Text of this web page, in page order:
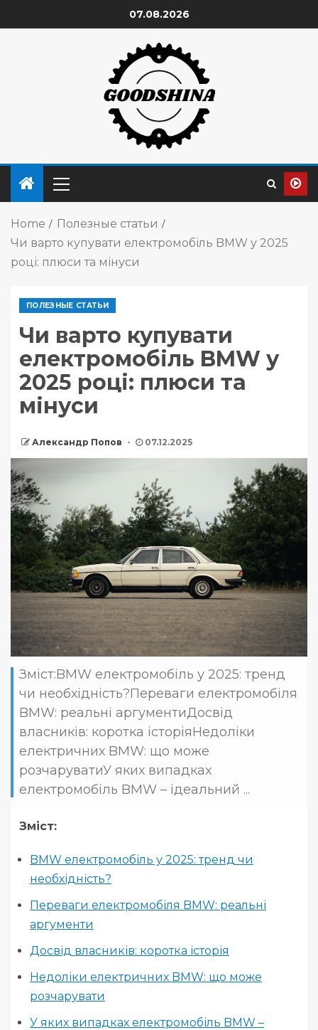
07.08.2026
Home
Полезные статьи
Чи варто купувати електромобіль BMW у 2025
році: плюси та мінуси
ПОЛЕЗНЫЕ СТАТЬИ
Чи варто купувати
електромобіль BMW у
2025 році: плюси та
мінуси
Александр Попов 07.12.2025
Зміст:BMW електромобіль у 2025: тренд
чи необхідність?Переваги електромобіля
BMW: реальні аргументиДосвід
власників: коротка історіяНедоліки
електричних BMW: що може
розчаруватиУ яких випадках
електромобіль BMW – ідеальний ...
Зміст:
BMW електромобіль у 2025: тренд чи
необхідність?
Переваги електромобіля BMW: реальні
аргументи
Досвід власників: коротка історія
Недоліки електричних BMW: що може
розчарувати
У яких випадках електромобіль BMW –